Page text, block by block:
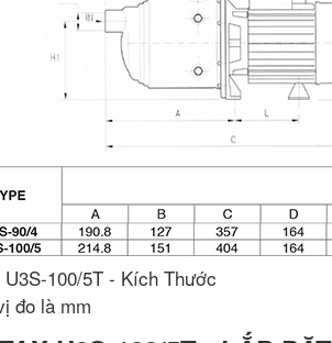
U3S-100/5T - Kích Thước
đo là mm